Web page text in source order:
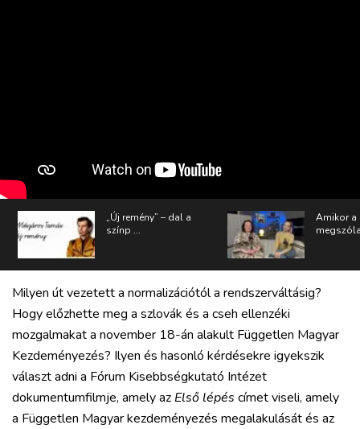
„Új remény” – dal a
színp ...
Amikor a
Milyen út vezetett a normalizációtól a rendszerváltásig?
Hogy előzhette meg a szlovák és a cseh ellenzéki
mozgalmakat a november 18-án alakult Független Magyar
Kezdeményezés? Ilyen és hasonló kérdésekre igyekszik
választ adni a Fórum Kisebbségkutató Intézet
dokumentumfilmje, amely az Első lépés címet viseli, amely
a Független Magyar kezdeményezés megalakulását és az